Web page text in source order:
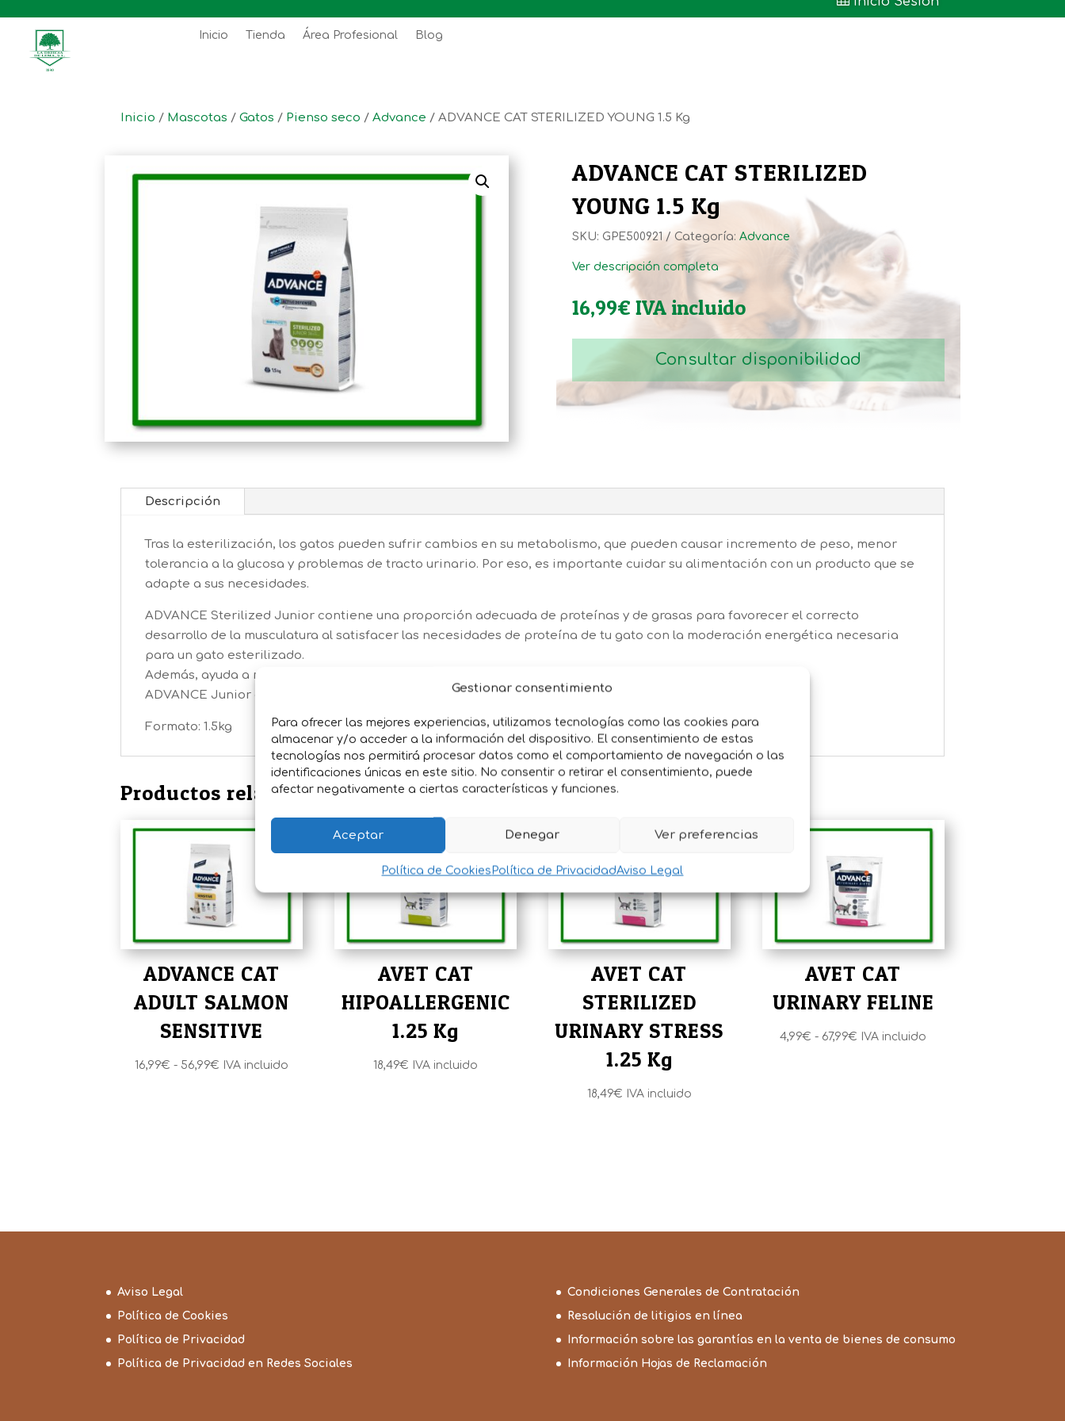
Gestionar consentimiento
Para ofrecer las mejores experiencias, utilizamos tecnologías como las cookies para
almacenar y/o acceder a la información del dispositivo. El consentimiento de estas
tecnologías nos permitirá procesar datos como el comportamiento de navegación o las
identificaciones únicas en este sitio. No consentir o retirar el consentimiento, puede
afectar negativamente a ciertas características y funciones.
Aceptar Denegar Ver preferencias
Política de Cookies Política de PrivacidadAviso Legal
Inicio Tienda Área Profesional Blog
Inicio / Mascotas / Gatos / Pienso seco / Advance / ADVANCE CAT STERILIZED YOUNG 1.5 Kg
ADVANCE CAT STERILIZED
YOUNG 1.5 Kg
SKU: GPE500921 Categoría: Advance
Ver descripción completa
16,99€ IVA incluido
Consultar disponibilidad
Descripción
Tras la esterilización, los gatos pueden sufrir cambios en su metabolismo, que pueden causar incremento de peso, menor
tolerancia a la glucosa y problemas de tracto urinario. Por eso, es importante cuidar su alimentación con un producto que se
adapte a sus necesidades.
ADVANCE Sterilized Junior contiene una proporción adecuada de proteínas y de grasas para favorecer el correcto
desarrollo de la musculatura al satisfacer las necesidades de proteína de tu gato con la moderación energética necesaria
para un gato esterilizado.
Además, ayuda a mantener un pH óptimo de la orina y contribuye a su salud intestinal.
ADVANCE Junior está especialmente indicado para gatitos esterilizados hasta los 24 meses.
Formato: 1.5kg
Productos relacionados
ADVANCE CAT
ADULT SALMON
SENSITIVE
16,99€ - 56,99€ Rango
IVA incluido
AVET CAT
HIPOALLERGENIC
1.25 Kg
18,49€ IVA incluido
AVET CAT
STERILIZED
URINARY STRESS
1.25 Kg
18,49€ IVA incluido
AVET CAT
URINARY FELINE
4,99€ - 67,99€ Rango
IVA incluido
Aviso Legal
Política de Cookies
Política de Privacidad
Política de Privacidad en Redes Sociales
Condiciones Generales de Contratación
Resolución de litigios en línea
Información sobre las garantías en la venta de bienes de consumo
Información Hojas de Reclamación